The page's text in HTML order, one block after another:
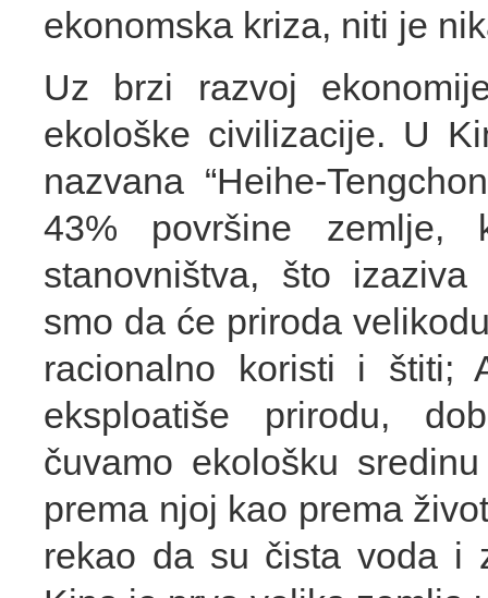
ekonomska kriza, niti je
Uz brzi razvoj
ekološke civilizacije. U
nazvana “Heihe-
43% površine zemlje,
stanovništva, što
smo da će priroda
racionalno koristi i štiti;
eksploatiše prirodu,
čuvamo ekološku
prema njoj kao prema
rekao da su čista voda i